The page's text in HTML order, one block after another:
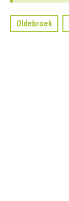
Oldebroek